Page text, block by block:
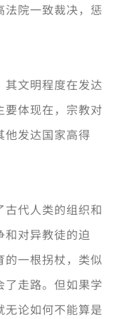
院一致裁决，惩
其文明程度在发达
要体现在，宗教对
他发达国家高得
代人类的组织和
和对异教徒的迫
的一根拐杖，类似
走路。但如果学
论如何不能算是